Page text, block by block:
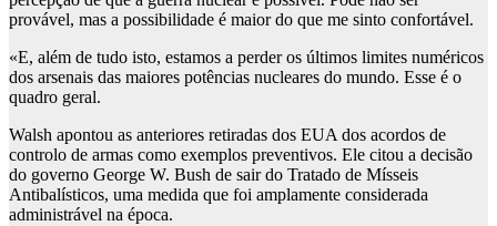
provável, mas a possibilidade é maior do que me sinto confortável.
«E, além de tudo isto, estamos a perder os últimos limites numéricos
dos arsenais das maiores potências nucleares do mundo. Esse é o
quadro geral.
Walsh apontou as anteriores retiradas dos EUA dos acordos de
controlo de armas como exemplos preventivos. Ele citou a decisão
do governo George W. Bush de sair do Tratado de Mísseis
Antibalísticos, uma medida que foi amplamente considerada
administrável na época.